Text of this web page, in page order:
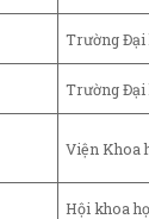
Trường Đại
Trường Đại
Viện Khoa
Hội khoa